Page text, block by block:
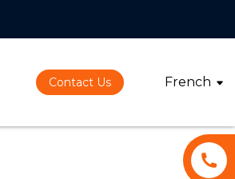
Contact Us French